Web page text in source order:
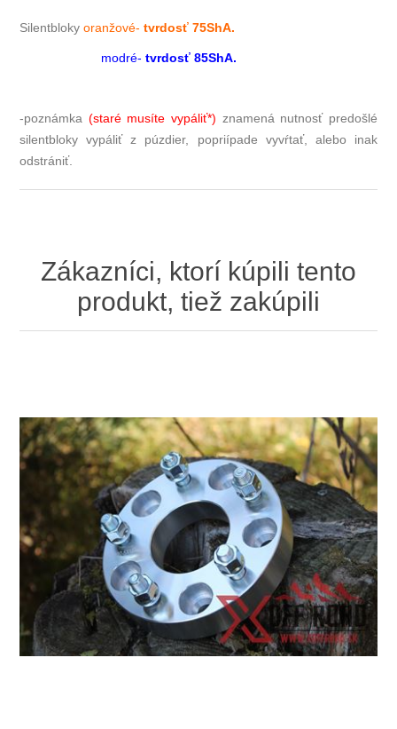
Silentblokyoranžové-tvrdosť 75ShA.
modré-tvrdosť 85ShA.
-poznámka (staré musíte vypáliť*) znamená nutnosť predošlé
silentbloky vypáliť z púzdier, popriípade vyvŕtať, alebo inak
odstrániť.
Zákazníci, ktorí kúpili tento
produkt, tiež zakúpili